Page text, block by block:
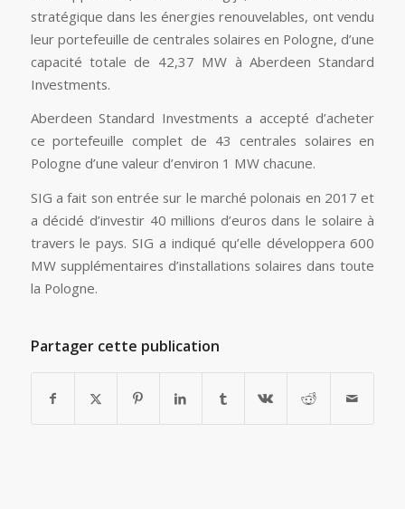
stratégique dans les énergies renouvelables, ont vendu
leur portefeuille de centrales solaires en Pologne, d’une
capacité totale de 42,37 MW à Aberdeen Standard
Investments.
Aberdeen Standard Investments a accepté d’acheter
ce portefeuille complet de 43 centrales solaires en
Pologne d’une valeur d’environ 1 MW chacune.
SIG a fait son entrée sur le marché polonais en 2017 et
a décidé d’investir 40 millions d’euros dans le solaire à
travers le pays. SIG a indiqué qu’elle développera 600
MW supplémentaires d’installations solaires dans toute
la Pologne.
Partager cette publication